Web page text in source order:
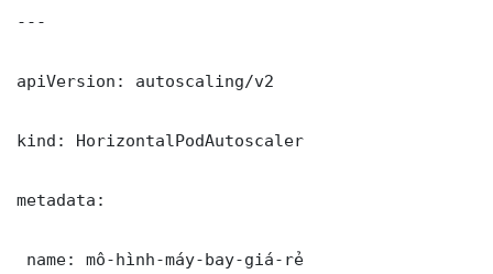
---
apiVersion: autoscaling/v2
kind: HorizontalPodAutoscaler
metadata:
name: mô-hình-máy-bay-giá-rẻ